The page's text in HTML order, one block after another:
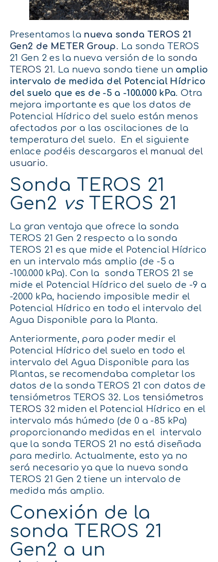
Presentamos la nueva sonda TEROS 21
Gen2 de METER Group. La sonda TEROS
21 Gen 2 es la nueva versión de la sonda
TEROS 21. La nueva sonda tiene un amplio
intervalo de medida del Potencial Hídrico
del suelo que es de -5 a -100.000 kPa. Otra
mejora importante es que los datos de
Potencial Hídrico del suelo están menos
afectados por a las oscilaciones de la
temperatura del suelo. En el siguiente
enlace podéis descargaros el manual del
usuario.
Sonda TEROS 21
Gen2 vsTEROS 21
La gran ventaja que ofrece la sonda
TEROS 21 Gen 2 respecto a la sonda
TEROS 21 es que mide el Potencial Hídrico
en un intervalo más amplio (de -5 a
-100.000 kPa). Con la sonda TEROS 21 se
mide el Potencial Hídrico del suelo de -9 a
-2000 kPa, haciendo imposible medir el
Potencial Hídrico en todo el intervalo del
Agua Disponible para la Planta.
Anteriormente, para poder medir el
Potencial Hídrico del suelo en todo el
intervalo del Agua Disponible para las
Plantas, se recomendaba completar los
datos de la sonda TEROS 21 con datos de
tensiómetros TEROS 32. Los tensiómetros
TEROS 32miden el Potencial Hídrico en el
intervalo más húmedo (de 0 a -85 kPa)
proporcionando medidas en el intervalo
que la sonda TEROS 21 no está diseñada
para medirlo. Actualmente, esto ya no
será necesario ya que la nueva sonda
TEROS 21 Gen 2 tiene un intervalo de
medida más amplio.
Conexión de la
sonda TEROS 21
Gen2 a un